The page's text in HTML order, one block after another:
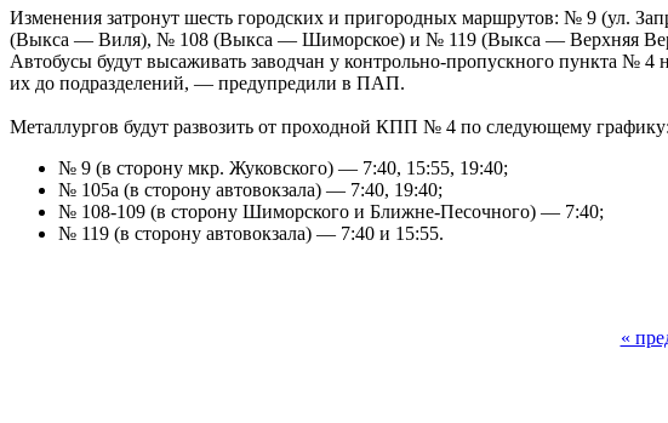
Изменения затронут шесть городских и пригородных маршрутов: № 9
(Выкса — Виля), № 108 (Выкса — Шиморское) и № 119 (Выкса — Верхняя
Автобусы будут высаживать заводчан у контрольно-пропускного пункта № 4
их до подразделений, — предупредили в ПАП.
Металлургов будут развозить от проходной КПП № 4 по следующему графику:
№ 9 (в сторону мкр. Жуковского) — 7:40, 15:55, 19:40;
№ 105а (в сторону автовокзала) — 7:40, 19:40;
№ 108-109 (в сторону Шиморского и Ближне-Песочного) — 7:40;
№ 119 (в сторону автовокзала) — 7:40 и 15:55.
«